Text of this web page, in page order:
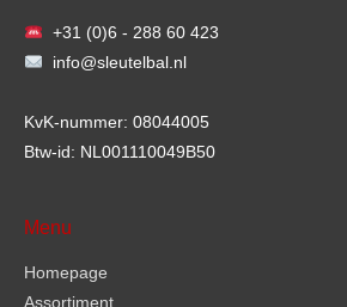
+31 (0)6 - 288 60 423
info@sleutelbal.nl
KvK-nummer: 08044005
Btw-id: NL001110049B50
Menu
Homepage
Assortiment